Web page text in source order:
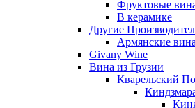
Фруктовые
В керамике
Другие
Армянские вина
Givany Wine
Вина из Грузии
Кварельский